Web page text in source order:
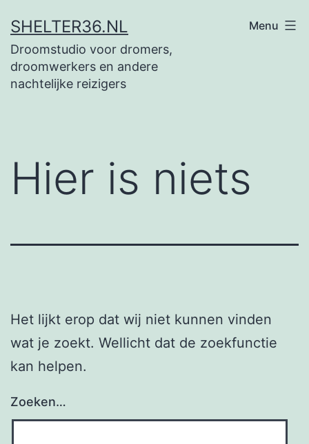
naar
de
inhoud
SHELTER36.NL
Droomstudio voor dromers,
droomwerkers en andere
nachtelijke reizigers
Menu
Hier is niets
Het lijkt erop dat wij niet kunnen vinden
wat je zoekt. Wellicht dat de zoekfunctie
kan helpen.
Zoeken…